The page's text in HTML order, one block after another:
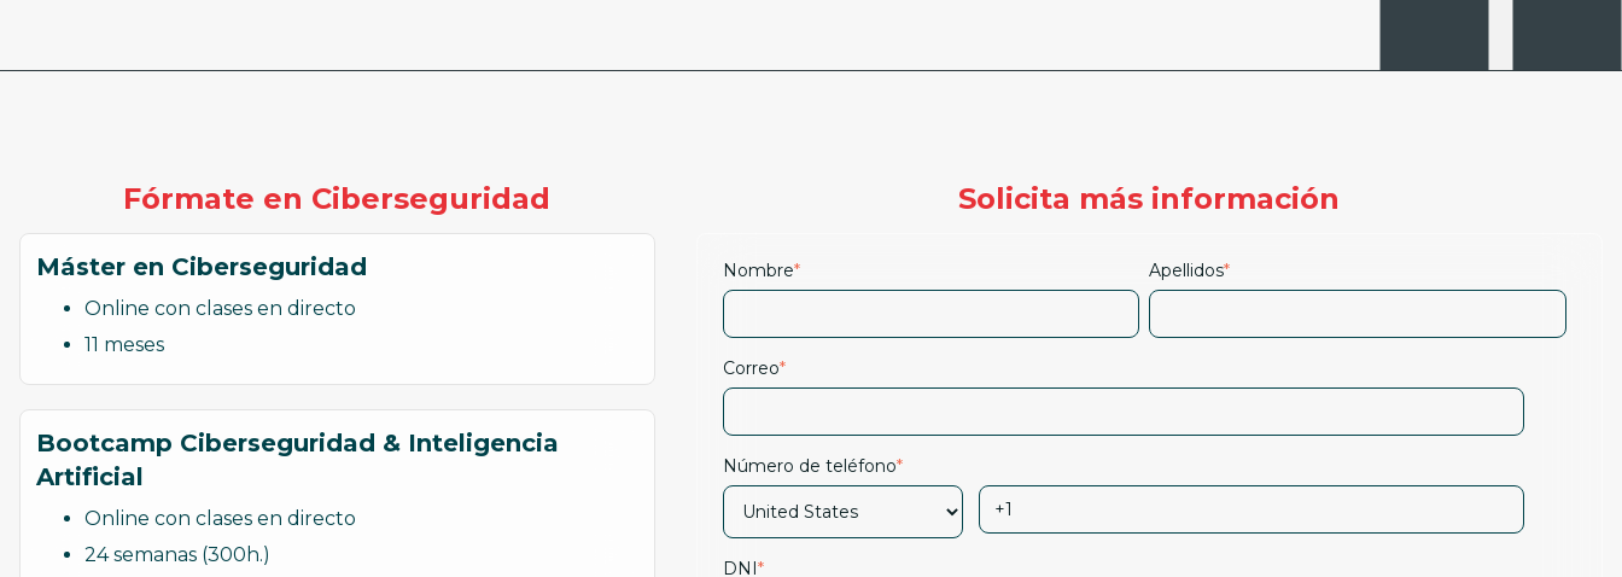
Fórmate en Ciberseguridad
Máster en Ciberseguridad
Online con clases en directo
11 meses
Bootcamp Ciberseguridad & Inteligencia
Artificial
Online con clases en directo
24 semanas (300h.)
Solicita más información
Nombre* Apellidos*
Correo*
Número de teléfono*
DNI*